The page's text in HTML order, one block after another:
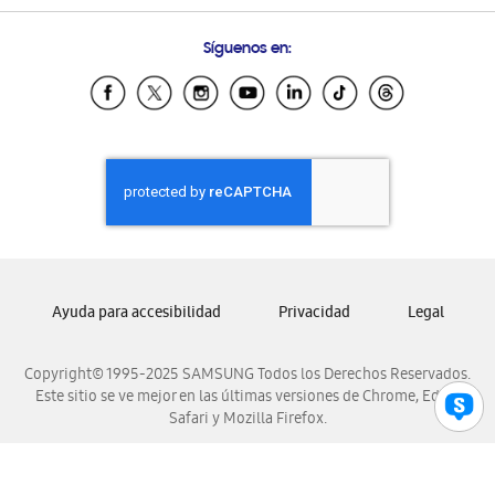
Samsung Ecuador
Samsung El Salvador
Samsung Honduras
Samsung Nicaragua
Samsung Panamá
Samsung Venezuela
Síguenos en:
Copyright© 1995-2025 SAMSUNG Todos los Derechos Reservados.
Este sitio se ve mejor en las últimas versiones de Chrome, Edge,
Safari y Mozilla Firefox.
Ayuda para accesibilidad Privacidad Legal